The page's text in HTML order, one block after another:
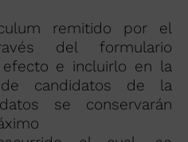
remitido por el
del formulario
e incluirlo en la
candidatos de la
se conservarán